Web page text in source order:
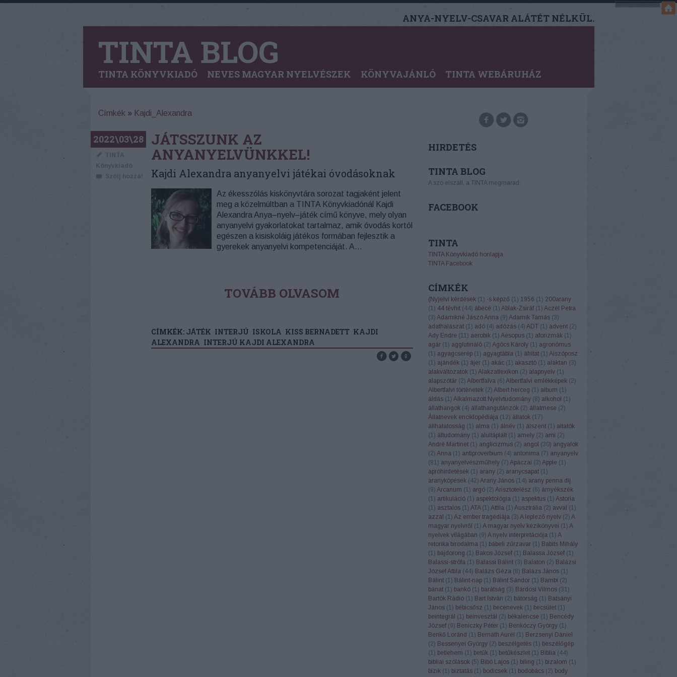
ANYA-NYELV-CSAVAR ALÁTÉT NÉLKÜL.
TINTA BLOG
TINTA KÖNYVKIADÓ NEVES MAGYAR NYELVÉSZEK KÖNYVAJÁNLÓ TINTA WEBÁRUHÁZ
Címkék » Kajdi_Alexandra
2022\03\28
TINTA
Könyvkiadó
Szólj hozzá!
JÁTSSZUNK AZ
ANYANYELVÜNKKEL!
Kajdi Alexandra anyanyelvi játékai óvodásoknak
Az ékesszólás kiskönyvtára sorozat tagjaként jelent
meg a közelmúltban a TINTA Könyvkiadónál Kajdi
Alexandra Anya–nyelv–játék című könyve, mely olyan
anyanyelvi gyakorlatokat tartalmaz, amik óvodás kortól
egészen a kisiskoláig játékos formában fejlesztik a
gyerekek anyanyelvi kompetenciáját. A…
TOVÁBB OLVASOM
CÍMKÉK: JÁTÉK INTERJÚ ISKOLA KISS BERNADETT KAJDI
ALEXANDRA INTERJÚ KAJDI ALEXANDRA
HIRDETÉS
TINTA BLOG
A szó elszáll, a TINTA megmarad.
FACEBOOK
TINTA
TINTA Könyvkiadó honlapja
TINTA Facebook
CÍMKÉK
(Ny)elvi kérdések (1) -s képző (1) 1956 (1) 200arany
(1) 44 tévhit (44) ábécé (1) Ablak-Zsiráf (1) Aczél Petra
(3) Adamikné Jászó Anna (9) Adamik Tamás (3)
adathalászat (1) adó (4) adózás (4) ADT (1) advent (2)
Ady Endre (11) aerobik (1) Aesopus (1) aforizmák (1)
agár (1) agglutináló (2) Agócs Károly (1) agronómus
(1) agyagcserép (1) agyagtábla (1) áhítat (1) Aiszóposz
(1) ajándék (1) ájer (1) akác (1) akasztó (1) alaktan (3)
alakváltozatok (1) Alakzatlexikon (2) alapnyelv (1)
alapszótár (2) Albertfalva (6) Albertfalvi emlékképek (2)
Albertfalvi történetek (2) Albert herceg (1) album (1)
áldás (1) Alkalmazott Nyelvtudomány (8) alkohol (1)
állathangok (4) állathangutánzók (2) állatmese (2)
Állatnevek enciklopédiája (12) állatok (17)
állhatatosság (1) alma (1) álnév (1) álszent (1) altatók
(1) áltudomány (1) alultáplált (1) amely (2) ami (2)
André Martinet (1) anglicizmus (2) angol (30) angyalok
(2) Anna (1) antiproverbium (4) antonima (7) anyanyelv
(81) anyanyelvészműhely (7) Apáczai (3) Apple (1)
apróhirdetések (1) arany (2) aranycsapat (1)
aranyköpések (42) Arany János (14) arany penna díj
(9) Arcanum (1) argó (2) Arisztotelész (6) árnyékszék
(1) artikuláció (1) aspektológia (1) aspektus (1) Astoria
(1) asztalos (1) ATA (1) Attila (1) Ausztrália (2) avval (1)
azzal (1) Az ember tragédiája (3) A leplező nyelv (2) A
magyar nyelvről (1) A magyar nyelv kézikönyvei (1) A
nyelvek világában (9) A nyelv interpretációja (1) A
retorika birodalma (1) bábeli zűrzavar (1) Babits Mihály
(1) bájdorong (1) Bakos József (1) Balassa József (1)
Balassi-strófa (1) Balassi Bálint (3) Balaton (2) Balázsi
József Attila (44) Balázs Géza (8) Balázs János (1)
Bálint (1) Bálint-nap (1) Bálint Sándor (1) Bambi (2)
bánat (1) bankó (1) barátság (3) Bárdosi Vilmos (31)
Bartók Rádió (1) Bart István (2) bátorság (1) Batsányi
János (1) bébicsősz (1) becenevek (1) becsület (1)
beintegrál (1) beinvesztál (2) békalencse (1) Bencédy
József (9) Beniczky Péter (1) Benkóczy György (1)
Benkő Loránd (1) Bernáth Aurél (1) Berzsenyi Dániel
(2) Bessenyei György (2) beszélgetés (1) beszélőgép
(1) betlehem (1) betűk (1) betűkészlet (1) Biblia (44)
bibliai szólások (5) Bibó Lajos (1) biling (1) bizalom (1)
bízik (1) biztatás (1) bodicsek (1) bodobács (2) body